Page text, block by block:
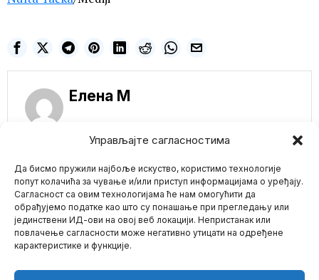
Управљајте сагласностима
Да бисмо пружили најбоље искуство, користимо технологије
попут колачића за чување и/или приступ информацијама о уређају.
Сагласност са овим технологијама ће нам омогућити да
обрађујемо податке као што су понашање при прегледању или
јединствени ИД-ови на овој веб локацији. Непристанак или
повлачење сагласности може негативно утицати на одређене
карактеристике и функције.
Елена M
Mario zna Youtube
NE PROPUSTITE
Vivek Ramasvami:
Demokrate i dalje
planiraju da zamene
Bajdena Mišel
Obamom
Bivši predsednički